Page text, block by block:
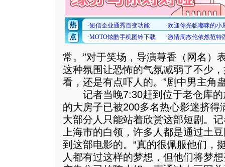
常。”对于笑场，导演荨香（网名）
这种氛围让恐怖的气氛减弱了不少
看，还是有点吓人的。”剧中男主角
记者当晚7:30赶到位于老仓库的
的大房子已被200多名热心影迷挤得
大部分人只能站着欣赏这部短剧。
上海市的白领，许多人都是通过土
到这部电影的。“真的很佩服他们，
人都有过这样的梦想，但他们将梦